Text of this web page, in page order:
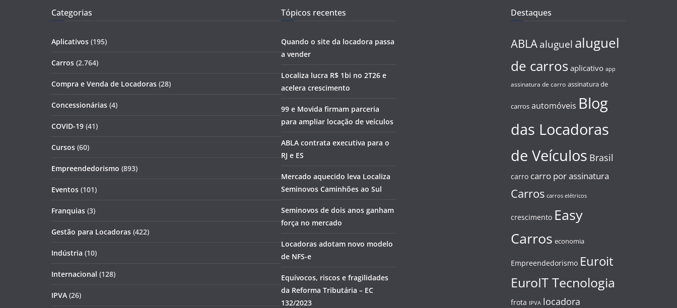
Categorias
Aplicativos (195)
Carros (2.764)
Compra e Venda de Locadoras (28)
Concessionárias (4)
COVID-19 (41)
Cursos (60)
Empreendedorismo (893)
Eventos (101)
Franquias (3)
Gestão para Locadoras (422)
Indústria (10)
Internacional (128)
IPVA (26)
Tópicos recentes
Quando o site da locadora passa
a vender
Localiza lucra R$ 1bi no 2T26 e
acelera crescimento
99 e Movida firmam parceria
para ampliar locação de veículos
ABLA contrata executiva para o
RJ e ES
Mercado aquecido leva Localiza
Seminovos Caminhões ao Sul
Seminovos de dois anos ganham
força no mercado
Locadoras adotam novo modelo
de NFS-e
Equívocos, riscos e fragilidades
da Reforma Tributária – EC
132/2023
Destaques
ABLA aluguel aluguel
de carros aplicativo app
assinatura de carro assinatura de
carros automóveis Blog
das Locadoras
de Veículos Brasil
carro carro por assinatura
Carros carros elétricos
crescimento Easy
Carros economia
Empreendedorismo Euroit
EuroIT Tecnologia
frota IPVA locadora